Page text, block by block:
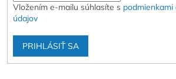
Vložením e-mailu súhlasíte s
údajov
PRIHLÁSIŤ SA